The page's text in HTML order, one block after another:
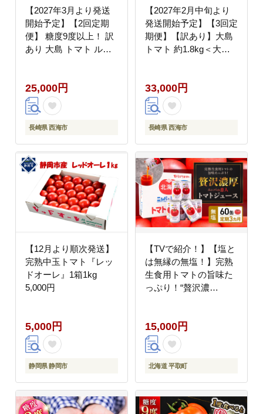
【2027年3月より発送
開始予定】【2回定期
便】 糖度9度以上！ 訳
あり 大島 トマト ルビ
プ＞ [CCK031]
25,000円
長崎県 西海市
【2027年2月中旬より
発送開始予定】【3回定
期便】【訳あり】大島
トマト 約1.8kg＜大島
33,000円
長崎県 西海市
【12月より順次発送】
完熟中玉トマト『レッ
ドオーレ』1箱1kg
5,000円
5,000円
静岡県 静岡市
【TVで紹介！】【塩と
は無縁の無塩！】完熟
生食用トマトの旨味た
っぷり！“贅沢濃
試しの30缶 BRTH001
15,000円
北海道 平取町